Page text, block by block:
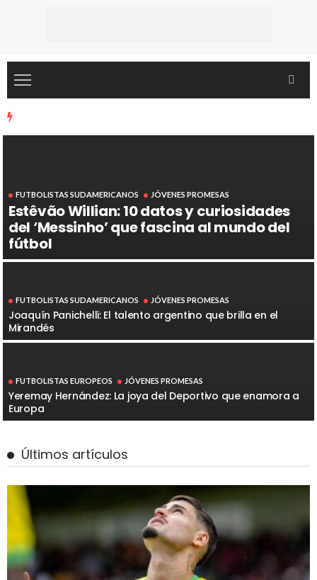
FUTBOLISTAS SUDAMERICANOS JÓVENES PROMESAS
Estêvão Willian: 10 datos y curiosidades
del ‘Messinho’ que fascina al mundo del
fútbol
FUTBOLISTAS SUDAMERICANOS JÓVENES PROMESAS
Joaquín Panichelli: El talento argentino que brilla en el
Mirandés
FUTBOLISTAS EUROPEOS JÓVENES PROMESAS
Yeremay Hernández: La joya del Deportivo que enamora a
Europa
Últimos artículos